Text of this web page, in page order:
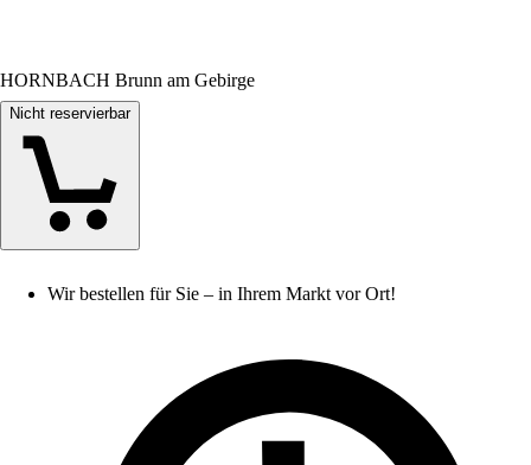
HORNBACH Brunn am Gebirge
Nicht reservierbar
Wir bestellen für Sie – in Ihrem Markt vor Ort!